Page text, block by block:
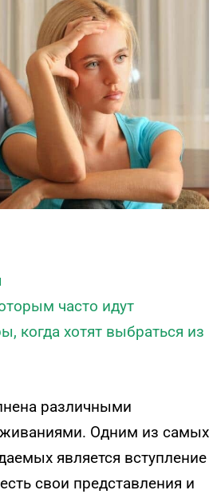
часто идут
когда хотят выбраться из
различными
Одним из самых
является вступление
свои представления и